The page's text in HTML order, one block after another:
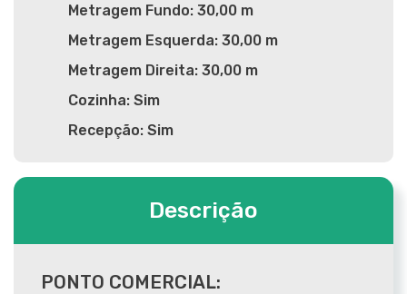
Metragem Fundo: 30,00 m
Metragem Esquerda: 30,00 m
Metragem Direita: 30,00 m
Cozinha: Sim
Recepção: Sim
Descrição
PONTO COMERCIAL: